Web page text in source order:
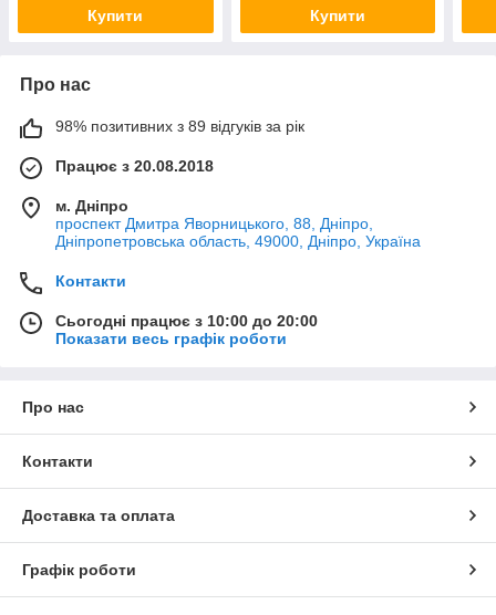
Купити Купити
Про нас
98% позитивних з 89 відгуків за рік
Працює з 20.08.2018
м. Дніпро
проспект Дмитра Яворницького, 88, Дніпро,
Дніпропетровська область, 49000, Дніпро, Україна
Контакти
Сьогодні працює з 10:00 до 20:00
Показати весь графік роботи
Про нас
Контакти
Доставка та оплата
Графік роботи